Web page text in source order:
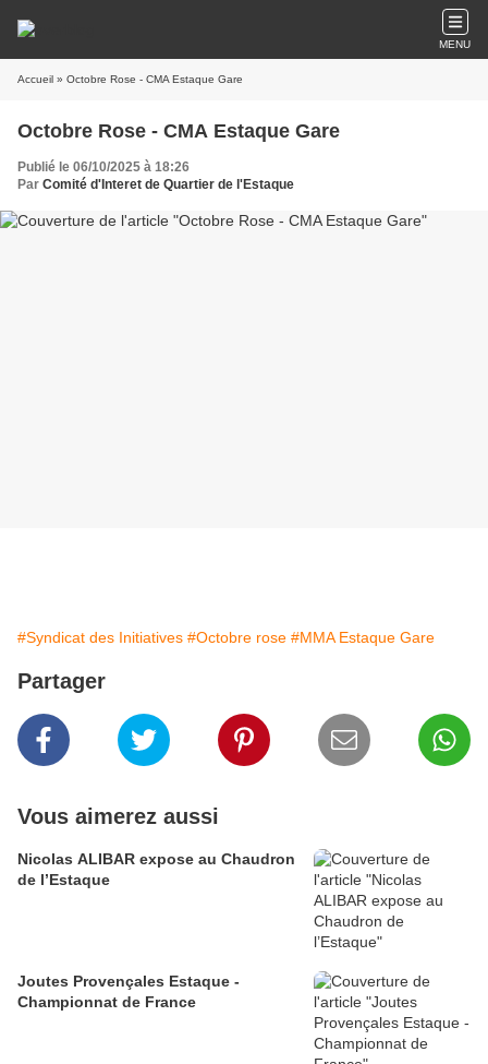
MENU
Accueil » Octobre Rose - CMA Estaque Gare
Octobre Rose - CMA Estaque Gare
Publié le 06/10/2025 à 18:26
Par Comité d'Interet de Quartier de l'Estaque
#Syndicat des Initiatives #Octobre rose #MMA Estaque Gare
Partager
Vous aimerez aussi
Nicolas ALIBAR expose au Chaudron
de l’Estaque
Joutes Provençales Estaque -
Championnat de France